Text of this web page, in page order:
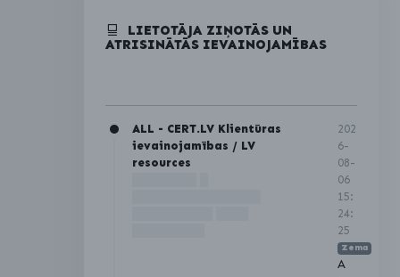
LIETOTĀJA ZIŅOTĀS UN
ATRISINĀTĀS IEVAINOJAMĪBAS
ALL - CERT.LV Klientūras
ievainojamības / LV
resources
202
6-
08-
06
15:
24:
25
Zema
A